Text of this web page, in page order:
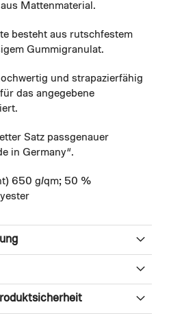
Mattenmaterial.
besteht aus rutschfestem
Gummigranulat.
und strapazierfähig
das angegebene
Satz passgenauer
in Germany“.
650 g/qm; 50 %